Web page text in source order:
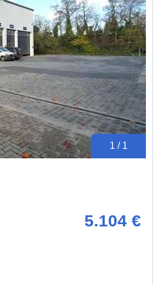
1 / 1
5.104 €